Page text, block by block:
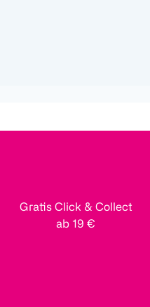
Gratis Click & Collect
ab 19 €